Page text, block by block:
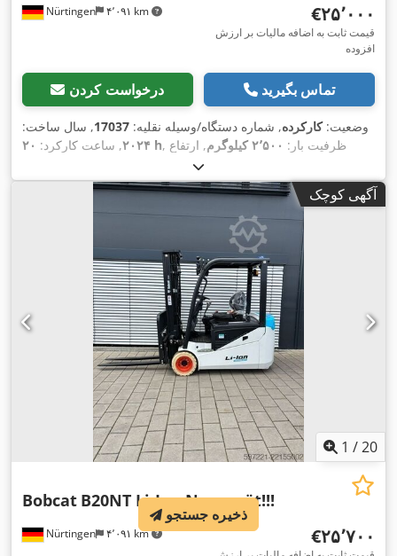
Nürtingen ۴٬۰۹۱ km ‎€۲۵٬۰۰۰
قیمت ثابت به اضافه مالیات بر ارزش
افزوده
درخواست کردن تماس بگیرید
وضعیت:کارکرده, شماره دستگاه/وسیله نقلیه: 17037, سال ساخت:
۲۰۲۴, ساعت کارکرد: ۲۰ h , ظرفیت بار: ۲٬۵۰۰ کیلوگرم
, ارتفاع
, برداشت آزاد:
بار:۵۰۰ میلی‌متر , نوع سوخت:برقی, نوع دکل:تریپلکس, ارتفاع
سازه:۲٬۱۸۰ میلی‌متر ۴۸ V , طول شاخک‌ها:۱٬۲۰۰
میلی‌متر , اندازه لاستیک جلو: 23X9-10 , سایز تایر عقب:
آگهی کوچک
1 /20
Nürtingen ۴٬۰۹۱ km
Bobcat B20NT Li-Ion Neugerät!!!
‎€۲۵٬۷۰۰
ذخیره جستجو